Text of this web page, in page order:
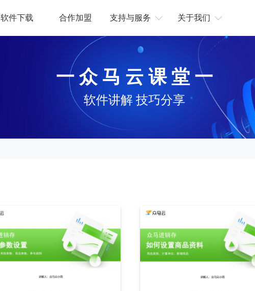
软件下载 合作加盟 支持与服务 关于我们
一 众 马 云 课 堂 一
软件讲解 技巧分享